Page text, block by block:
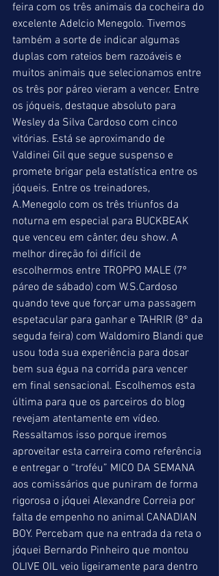
feira com os três animais da cocheira do
excelente Adelcio Menegolo. Tivemos
também a sorte de indicar algumas
duplas com rateios bem razoáveis e
muitos animais que selecionamos entre
os três por páreo vieram a vencer. Entre
os jóqueis, destaque absoluto para
Wesley da Silva Cardoso com cinco
vitórias. Está se aproximando de
Valdinei Gil que segue suspenso e
promete brigar pela estatística entre os
jóqueis. Entre os treinadores,
A.Menegolo com os três triunfos da
noturna em especial para BUCKBEAK
que venceu em cânter, deu show. A
melhor direção foi difícil de
escolhermos entre TROPPO MALE (7º
páreo de sábado) com W.S.Cardoso
quando teve que forçar uma passagem
espetacular para ganhar e TAHRIR (8º da
seguda feira) com Waldomiro Blandi que
usou toda sua experiência para dosar
bem sua égua na corrida para vencer
em final sensacional. Escolhemos esta
última para que os parceiros do blog
revejam atentamente em vídeo.
Ressaltamos isso porque iremos
aproveitar esta carreira como referência
e entregar o “troféu” MICO DA SEMANA
aos comissários que puniram de forma
rigorosa o jóquei Alexandre Correia por
falta de empenho no animal CANADIAN
BOY. Percebam que na entrada da reta o
jóquei Bernardo Pinheiro que montou
OLIVE OIL veio ligeiramente para dentro